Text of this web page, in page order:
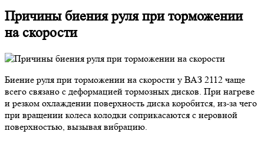
Причины биения руля при торможении
на скорости
Биение руля при торможении на скорости у ВАЗ 2112 чаще
всего связано с деформацией тормозных дисков. При нагреве
и резком охлаждении поверхность диска коробится, из-за чего
при вращении колеса колодки соприкасаются с неровной
поверхностью, вызывая вибрацию.